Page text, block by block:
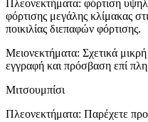
Πλεονεκτήματα: φόρτιση
φόρτισης μεγάλης κλίμακας
ποικιλίας διεπαφών φόρτισης.
Μειονεκτήματα: Σχετικά μικρή
εγγραφή και πρόσβαση επί
Μιτσουμπίσι
Πλεονεκτήματα: Παρέχετε